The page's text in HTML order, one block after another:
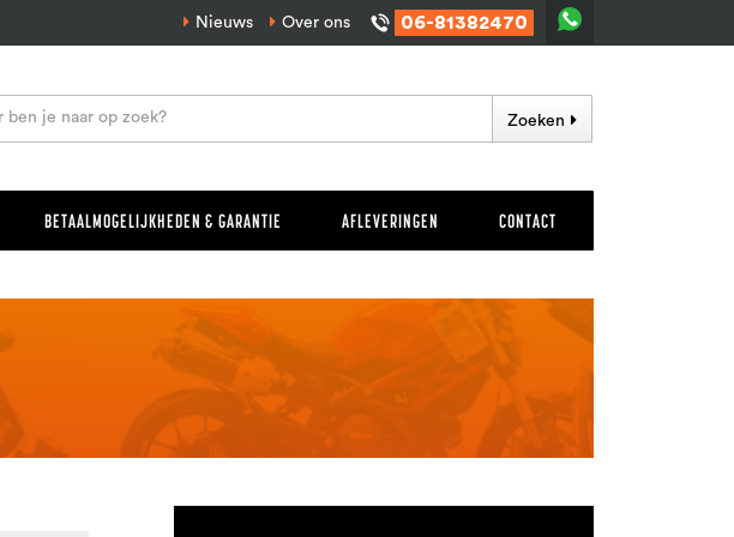
Nieuws Over ons 06-81382470
Zoeken
BETAALMOGELIJKHEDEN & GARANTIE AFLEVERINGEN CONTACT